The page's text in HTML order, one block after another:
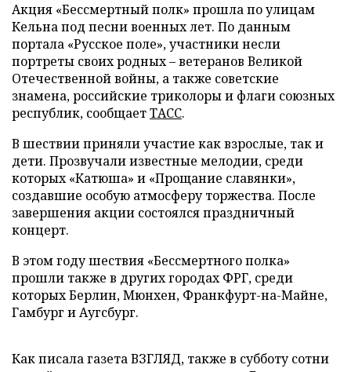
Акция «Бессмертный полк» прошла по улицам
Кельна под песни военных лет. По данным
портала «Русское поле», участники несли
портреты своих родных – ветеранов Великой
Отечественной войны, а также советские
знамена, российские триколоры и флаги союзных
республик, сообщаетТАСС.
В шествии приняли участие как взрослые, так и
дети. Прозвучали известные мелодии, среди
которых «Катюша» и «Прощание славянки»,
создавшие особую атмосферу торжества. После
завершения акции состоялся праздничный
концерт.
В этом году шествия «Бессмертного полка»
прошли также в других городах ФРГ, среди
которых Берлин, Мюнхен, Франкфурт-на-Майне,
Гамбург и Аугсбург.
Как писала газета ВЗГЛЯД, также в субботу сотни